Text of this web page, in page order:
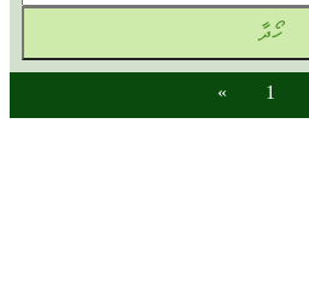
1
»